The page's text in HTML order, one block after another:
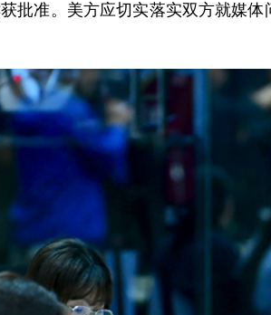
批准。美方应切实落实双方就媒